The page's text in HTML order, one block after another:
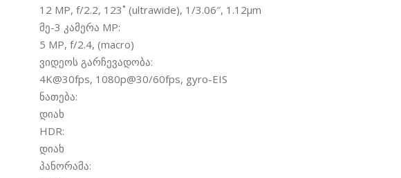
12 MP, f/2.2, 123˚ (ultrawide), 1/3.06″, 1.12µm
მე-3 კამერა MP:
5 MP, f/2.4, (macro)
ვიდეოს გარჩევადობა:
4K@30fps, 1080p@30/60fps, gyro-EIS
ნათება:
დიახ
HDR:
დიახ
პანორამა: